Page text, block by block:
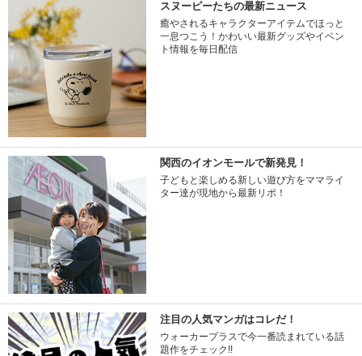
スヌーピーたちの最新ニュース
癒やされるキャラクターアイテムでほっと
一息つこう！かわいい最新グッズやイベン
ト情報を毎日配信
関西のイオンモールで新発見！
子どもと楽しめる新しい遊び方をママライ
ター達が現地から最新リポ！
注目の人気マンガはコレだ！
ウォーカープラスで今一番読まれている話
題作をチェック!!